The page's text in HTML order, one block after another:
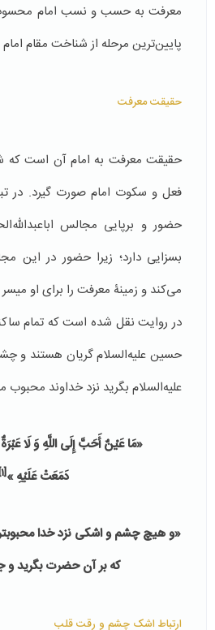
معرفت به حسب و نسب امام محسوب
پایین‌ترین مرحله از شناخت مقام
حقیقت معرفت
حقیقت معرفت به امام آن است که
فعل و سکوت امام صورت گیرد. در
حضور و برپایی مجالس
بسزایی دارد؛ زیرا حضور در این
می‌کند و زمینۀ معرفت را برای او
در روایت نقل شده است که تمام
حسین علیه‌السلام گریان هستند و
علیه‌السلام بگرید نزد خداوند
«مَا عَيْنٌ أَحَبَّ إِلَى اللَّهِ وَ لَا
دَمَعَتْ عَلَيْهِ »[1]
«و هيچ چشم و اشكى نزد خدا
كه بر آن حضرت بگرید و
ارتباط اشک چشم و رقت قلب